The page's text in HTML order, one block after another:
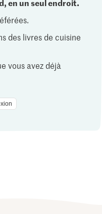
en un seul endroit.
des livres de cuisine
vous avez déjà